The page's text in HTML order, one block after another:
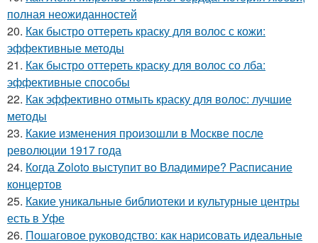
полная неожиданностей
20. Как быстро оттереть краску для волос с кожи:
эффективные методы
21. Как быстро оттереть краску для волос со лба:
эффективные способы
22. Как эффективно отмыть краску для волос: лучшие
методы
23. Какие изменения произошли в Москве после
революции 1917 года
24. Когда Zoloto выступит во Владимире? Расписание
концертов
25. Какие уникальные библиотеки и культурные центры
есть в Уфе
26. Пошаговое руководство: как нарисовать идеальные